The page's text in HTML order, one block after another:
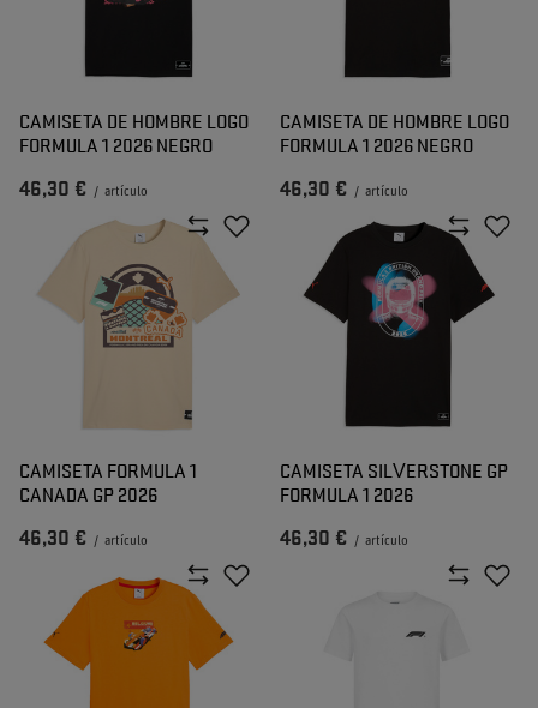
CAMISETA DE HOMBRE LOGO
FORMULA 1 2026 NEGRO
46,30 € / artículo
CAMISETA DE HOMBRE LOGO
FORMULA 1 2026 NEGRO
46,30 € / artículo
CAMISETA FORMULA 1
CANADA GP 2026
46,30 € / artículo
CAMISETA SILVERSTONE GP
FORMULA 1 2026
46,30 € / artículo